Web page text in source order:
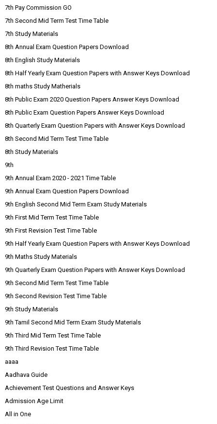
7th Pay Commission GO
7th Second Mid Term Test Time Table
7th Study Materials
8th Annual Exam Question Papers Download
8th English Study Materials
8th Half Yearly Exam Question Papers with Answer Keys Download
8th maths Study Matherials
8th Public Exam 2020 Question Papers Answer Keys Download
8th Public Exam Question Papers Answer Keys Download
8th Quarterly Exam Question Papers with Answer Keys Download
8th Second Mid Term Test Time Table
8th Study Materials
9th
9th Annual Exam 2020 - 2021 Time Table
9th Annual Exam Question Papers Download
9th English Second Mid Term Exam Study Materials
9th First Mid Term Test Time Table
9th First Revision Test Time Table
9th Half Yearly Exam Question Papers with Answer Keys Download
9th Maths Study Materials
9th Quarterly Exam Question Papers with Answer Keys Download
9th Second Mid Term Test Time Table
9th Second Revision Test Time Table
9th Study Materials
9th Tamil Second Mid Term Exam Study Materials
9th Third Mid Term Test Time Table
9th Third Revision Test Time Table
aaaa
Aadhava Guide
Achievement Test Questions and Answer Keys
Admission Age Limit
All in One